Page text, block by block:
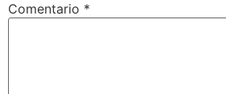
Comentario *